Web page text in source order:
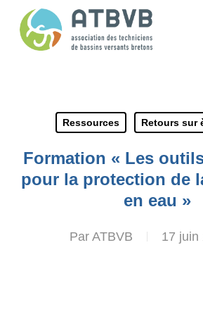
Ressources Retours sur
Formation « Les
pour la protection de
en eau »
Par ATBVB 17 juin
Panneau de gestion des cookies